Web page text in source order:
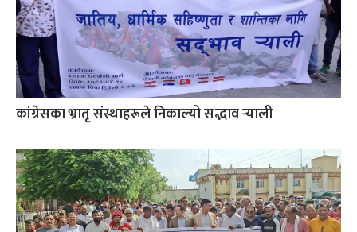
कांग्रेसका भ्रातृ संस्थाहरूले निकाल्यो सद्भाव र्‍याली